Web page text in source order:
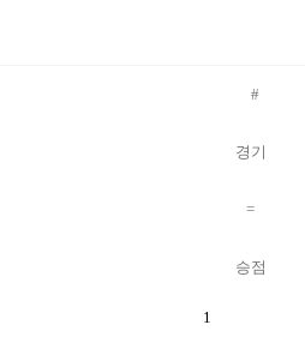
#
경기
=
승점
1